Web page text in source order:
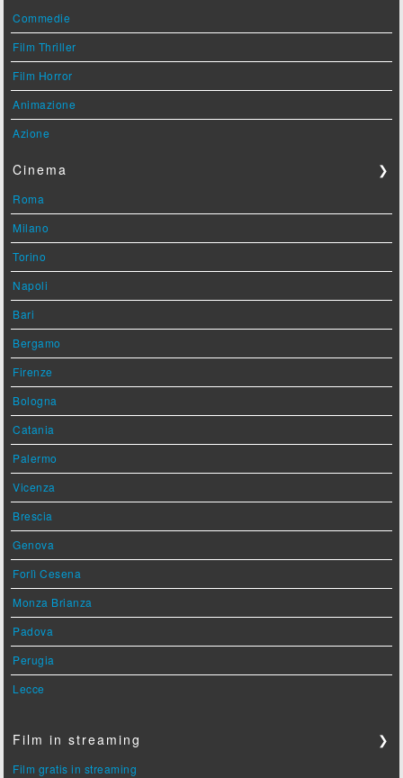
Commedie
Film Thriller
Film Horror
Animazione
Azione
Cinema ❯
Roma
Milano
Torino
Napoli
Bari
Bergamo
Firenze
Bologna
Catania
Palermo
Vicenza
Brescia
Genova
Forlì Cesena
Monza Brianza
Padova
Perugia
Lecce
Film in streaming ❯
Film gratis in streaming